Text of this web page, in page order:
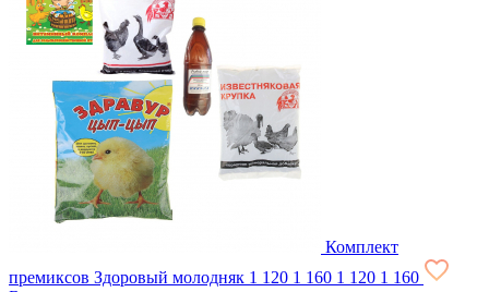
Комплект
премиксов Здоровый молодняк 1 120 1 160 1 120 1 160